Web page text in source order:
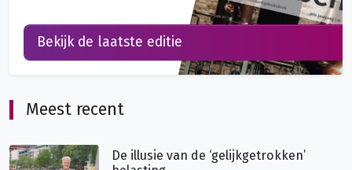
Meest recent
De illusie van de ‘gelijkgetrokken’
Bekijk de laatste editie